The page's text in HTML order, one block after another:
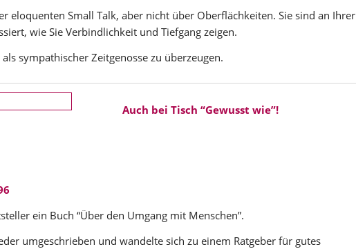
eloquenten Small Talk, aber nicht über Oberflächkeiten. Sie sind an Ihrer
wie Sie Verbindlichkeit und Tiefgang zeigen.
sympathischer Zeitgenosse zu überzeugen.
Auch bei Tisch “Gewusst wie”!
ein Buch “Über den Umgang mit Menschen”.
umgeschrieben und wandelte sich zu einem Ratgeber für gutes